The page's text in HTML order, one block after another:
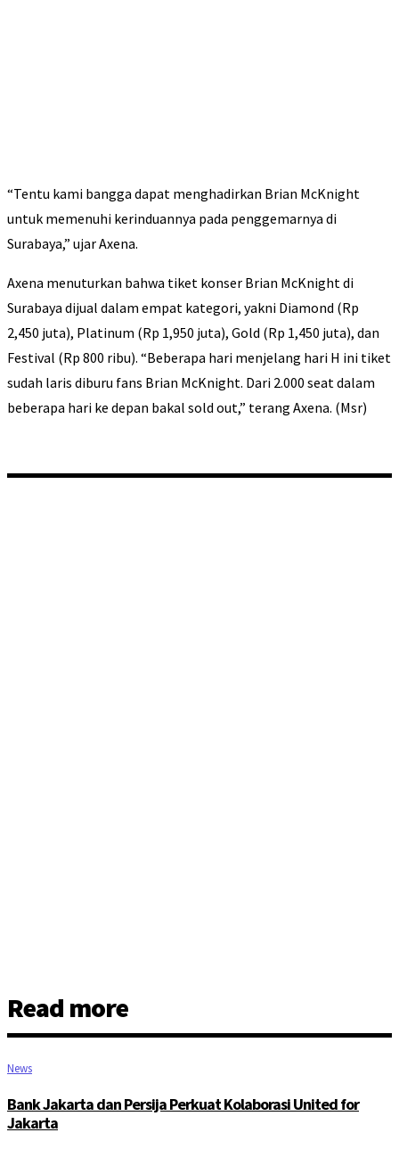
“Tentu kami bangga dapat menghadirkan Brian McKnight
untuk memenuhi kerinduannya pada penggemarnya di
Surabaya,” ujar Axena.
Axena menuturkan bahwa tiket konser Brian McKnight di
Surabaya dijual dalam empat kategori, yakni Diamond (Rp
2,450 juta), Platinum (Rp 1,950 juta), Gold (Rp 1,450 juta), dan
Festival (Rp 800 ribu). “Beberapa hari menjelang hari H ini tiket
sudah laris diburu fans Brian McKnight. Dari 2.000 seat dalam
beberapa hari ke depan bakal sold out,” terang Axena. (Msr)
Read more
News
Bank Jakarta dan Persija Perkuat Kolaborasi United for
Jakarta